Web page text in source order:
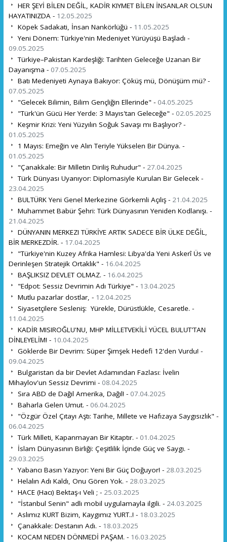
HER ŞEYİ BİLEN DEĞİL, KADİR KIYMET BİLEN İNSANLAR OLSUN
HAYATINIZDA - 12.05.2025
Köpek Sadakati, İnsan Nankörlüğü - 11.05.2025
Yeni Dönem: Türkiye'nin Medeniyet Yürüyüşü Başladı -
09.05.2025
Türkiye–Pakistan Kardeşliği: Tarihten Geleceğe Uzanan Bir
Dayanışma - 07.05.2025
Batı Medeniyeti Aynaya Bakıyor: Çöküş mü, Dönüşüm mü? -
07.05.2025
"Gelecek Bilimin, Bilim Gençliğin Ellerinde" - 04.05.2025
"Türk'ün Gücü Her Yerde: 3 Mayıs'tan Geleceğe" - 02.05.2025
Keşmir Krizi: Yeni Yüzyılın Soğuk Savaşı mı Başlıyor? -
01.05.2025
1 Mayıs: Emeğin ve Alın Teriyle Yükselen Bir Dünya. -
01.05.2025
"Çanakkale: Bir Milletin Diriliş Ruhudur" - 27.04.2025
Türk Dünyası Uyanıyor: Diplomasiyle Kurulan Bir Gelecek -
23.04.2025
BULTÜRK Yeni Genel Merkezine Görkemli Açılış - 21.04.2025
Muhammet Babür Şehri: Türk Dünyasının Yeniden Kodlanışı. -
21.04.2025
DÜNYANIN MERKEZI TÜRKİYE ARTIK SADECE BİR ÜLKE DEĞİL,
BİR MERKEZDİR. - 17.04.2025
"Türkiye'nin Kuzey Afrika Hamlesi: Libya'da Yeni Askerî Üs ve
Derinleşen Stratejik Ortaklık" - 16.04.2025
BAŞLIKSIZ DEVLET OLMAZ. - 16.04.2025
"Edpot: Sessiz Devrimin Adı Türkiye" - 13.04.2025
Mutlu pazarlar dostlar, - 12.04.2025
Siyasetçilere Sesleniş: Yürekle, Dürüstlükle, Cesaretle. -
11.04.2025
KADİR MISIROĞLU'NU, MHP MİLLETVEKİLİ YÜCEL BULUT'TAN
DİNLEYELİM! - 10.04.2025
Göklerde Bir Devrim: Süper Şimşek Hedefi 12'den Vurdu! -
09.04.2025
Bulgaristan da bir Devlet Adamından Fazlası: İvelin
Mihaylov'un Sessiz Devrimi - 08.04.2025
Sıra ABD de Dağıl Amerika, Dağıl! - 07.04.2025
Baharla Gelen Umut. - 06.04.2025
"Özgür Özel Çıtayı Aştı: Tarihe, Millete ve Hafızaya Saygısızlık" -
06.04.2025
Türk Milleti, Kapanmayan Bir Kitaptır. - 01.04.2025
İslam Dünyasının Birliği: Çeşitlilik İçinde Güç ve Saygı. -
29.03.2025
Yabancı Basın Yazıyor: Yeni Bir Güç Doğuyor! - 28.03.2025
Helalın Adı Kaldı, Onu Gören Yok. - 28.03.2025
HACE (Hacı) Bektaş-ı Veli ; - 25.03.2025
"İstanbul Senin" adlı mobil uygulamayla ilgili. - 24.03.2025
Aslımız KURT Bizim, Kaygımız YURT..! - 18.03.2025
Çanakkale: Destanın Adı. - 18.03.2025
KOCAM NEDEN DÖNMEDİ PAŞAM. - 16.03.2025